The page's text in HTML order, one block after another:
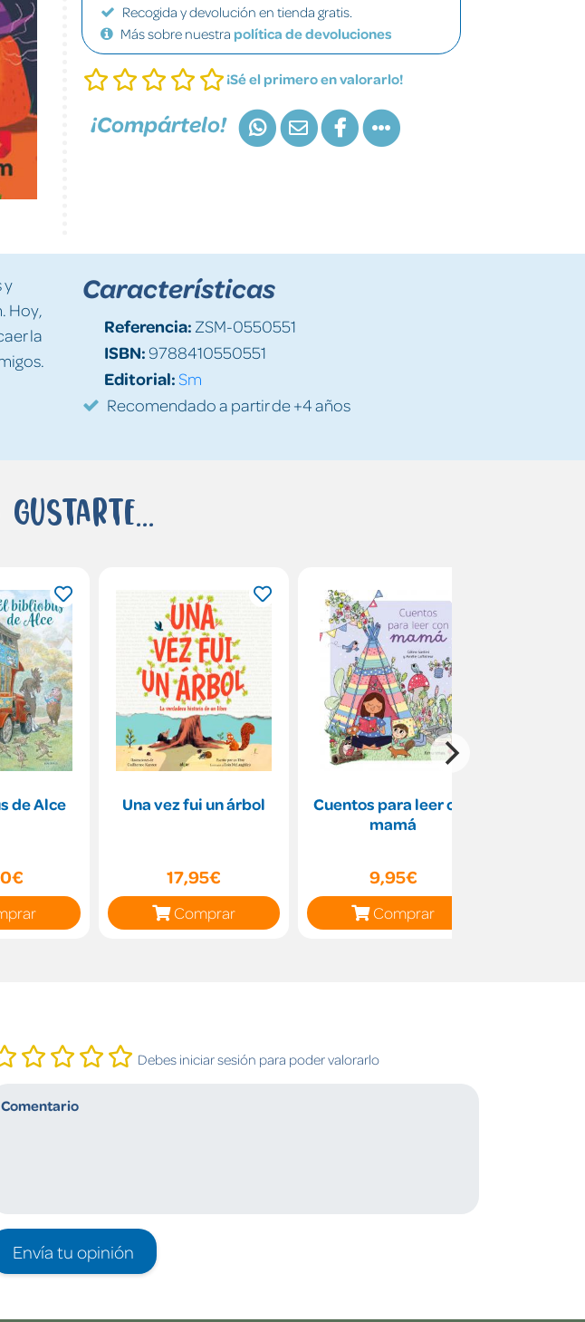
Recogida y devolución en tienda gratis.
Más sobre nuestra política de devoluciones
¡Sé el primero en valorarlo!
¡Compártelo!
y
Hoy,
la
Características
Referencia: ZSM-0550551
ISBN:9788410550551
Editorial:Sm
Recomendado a partir de +4 años
de Alce Una vez fui un árbol
17,95€
Comprar
Cuentos para leer con
mamá
9,95€
Comprar
Debes iniciar sesión para poder valorarlo
Envía tu opinión